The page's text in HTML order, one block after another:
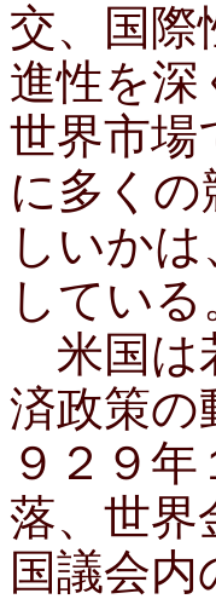
交、国際
進性を
世界市場
に多く
しいか
してい
米国は
済政策の
９２９
落、世界
国議会